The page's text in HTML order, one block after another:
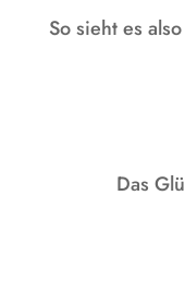
So sieht es
Das